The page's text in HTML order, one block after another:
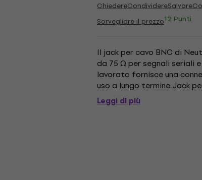
ChiedereCondividereSalvare
Sorvegliare il prezzo12 Punti
Il jack per cavo BNC di
da 75 Ω per segnali seriali
lavorato fornisce una
uso a lungo termine. Jack
Leggi di più